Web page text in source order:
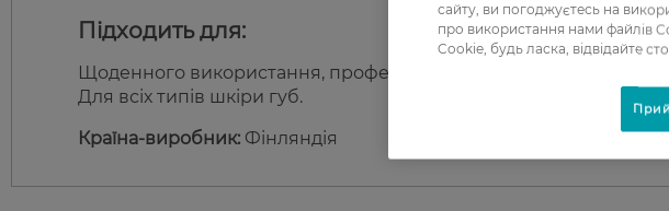
Підходить для:
Щоденного використання, професійного макіяжу або створення
Для всіх типів шкіри губ.
Країна-виробник: Фінляндія
сайту, ви погоджуєтесь на
про використання нами файлів
Cookie, будь ласка, відвідайте